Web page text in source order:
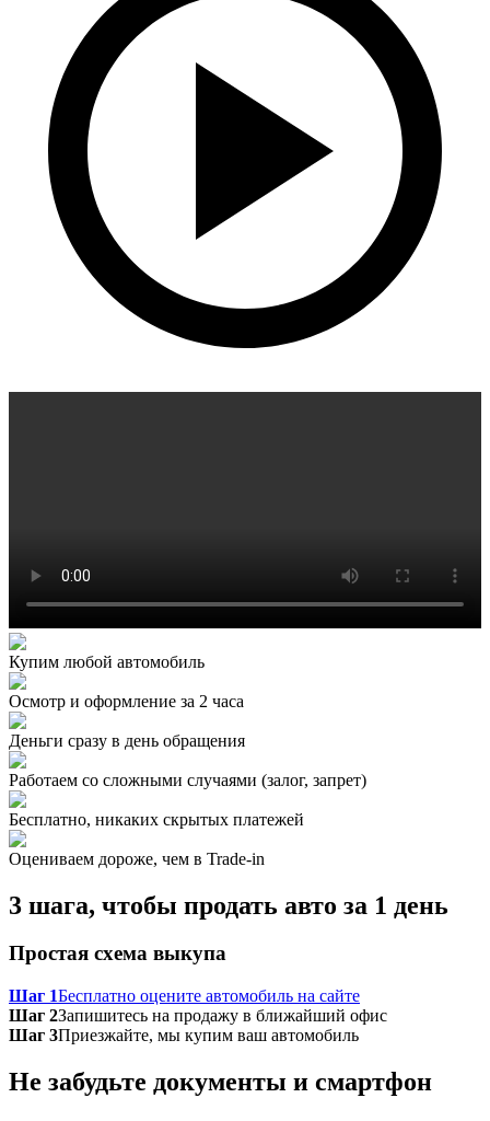
Купим любой автомобиль
Осмотр и оформление за 2 часа
Деньги сразу в день обращения
Работаем со сложными случаями (залог, запрет)
Бесплатно, никаких скрытых платежей
Оцениваем дороже, чем в Trade‑in
3 шага, чтобы продать авто за 1 день
Простая схема выкупа
Шаг 1Бесплатно оцените автомобиль на сайте
Шаг 2Запишитесь на продажу в ближайший офис
Шаг 3Приезжайте, мы купим ваш автомобиль
Не забудьте документы и смартфон